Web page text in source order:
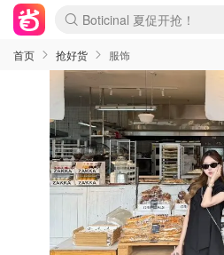
Boticinal 夏促开抢！
4折！lulu周四疯狂上新
速领！Stanley独家85折
Zalando 奥莱闪促！每日
首页 抢好货 服饰